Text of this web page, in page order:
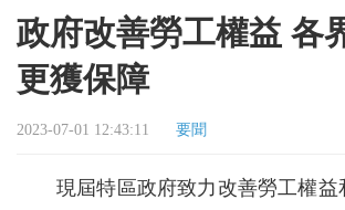
政府改善勞工權益 各
更獲保障
2023-07-01 12:43:11 要聞
現屆特區政府致力改善勞工權益